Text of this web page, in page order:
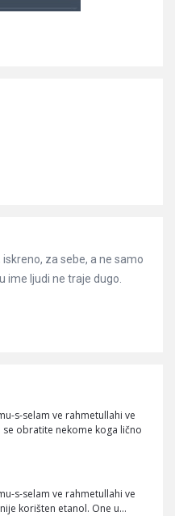
za sebe, a ne samo
ime ljudi ne traje dugo.
s-selam ve rahmetullahi ve
obratite nekome koga lično
s-selam ve rahmetullahi ve
korišten etanol. One u…